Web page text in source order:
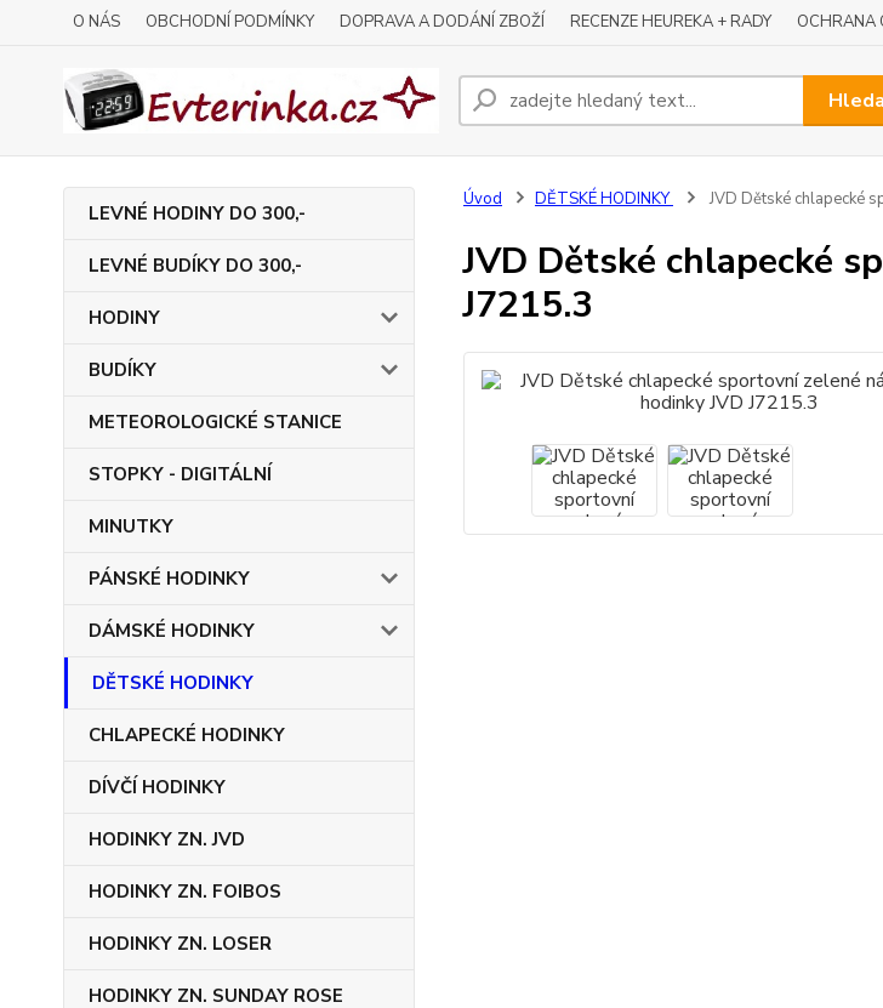
O NÁS OBCHODNÍ PODMÍNKY DOPRAVA A DODÁNÍ ZBOŽÍ RECENZE HEUREKA + RADY OCHRANA
LEVNÉ HODINY DO 300,-
LEVNÉ BUDÍKY DO 300,-
HODINY
BUDÍKY
METEOROLOGICKÉ STANICE
STOPKY - DIGITÁLNÍ
MINUTKY
PÁNSKÉ HODINKY
DÁMSKÉ HODINKY
DĚTSKÉ HODINKY
CHLAPECKÉ HODINKY
DÍVČÍ HODINKY
HODINKY ZN. JVD
HODINKY ZN. FOIBOS
HODINKY ZN. LOSER
HODINKY ZN. SUNDAY ROSE
Úvod DĚTSKÉ HODINKY JVD Dětské chlapecké
JVD Dětské chlapecké
J7215.3